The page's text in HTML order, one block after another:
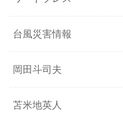
台風災害情報
岡田斗司夫
苫米地英人